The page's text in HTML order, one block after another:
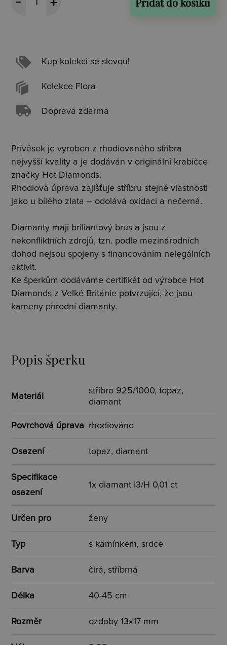
Kup kolekci se slevou!
Kolekce Flora
Doprava zdarma
Přívěsek je vyroben z rhodiovaného stříbra
nejvyšší kvality a je dodáván v originální krabičce
značky Hot Diamonds.
Rhodiová úprava zajišťuje stříbru stejné vlastnosti
jako u bílého zlata – odolává oxidaci a nečerná.
Diamanty mají briliantový brus a jsou z
nekonfliktních zdrojů, tzn. podle mezinárodních
dohod nejsou spojeny s financováním nelegálních
aktivit.
Ke šperkům dodáváme certifikát od výrobce Hot
Diamonds z Velké Británie potvrzující, že jsou
kameny přírodní diamanty.
Popis šperku
Materiál
stříbro 925/1000, topaz,
diamant
Povrchová úprava rhodiováno
Osazení topaz, diamant
Specifikace
osazení
1x diamant I3/H 0,01 ct
Určen pro ženy
Typ s kamínkem, srdce
Barva čirá, stříbrná
Délka 40-45 cm
Rozměr ozdoby 13x17 mm